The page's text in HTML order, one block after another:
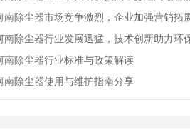
南除尘器市场竞争激烈，企业加强营销拓
南除尘器行业发展迅猛，技术创新助力环
南除尘器行业标准与政策解读
南除尘器使用与维护指南分享